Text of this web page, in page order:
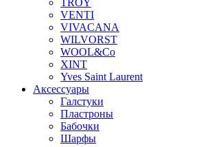
VENTI
VIVACANA
WILVORST
WOOL&Co
XINT
Yves Saint Laurent
Аксессуары
Галстуки
Пластроны
Бабочки
Шарфы